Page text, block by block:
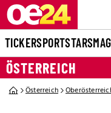
TICKERSPORTSTARS
ÖSTERREICH
Österreich